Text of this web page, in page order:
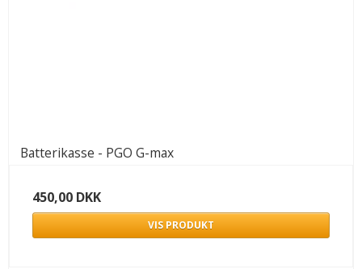
Batterikasse - PGO G-max
450,00 DKK
VIS PRODUKT